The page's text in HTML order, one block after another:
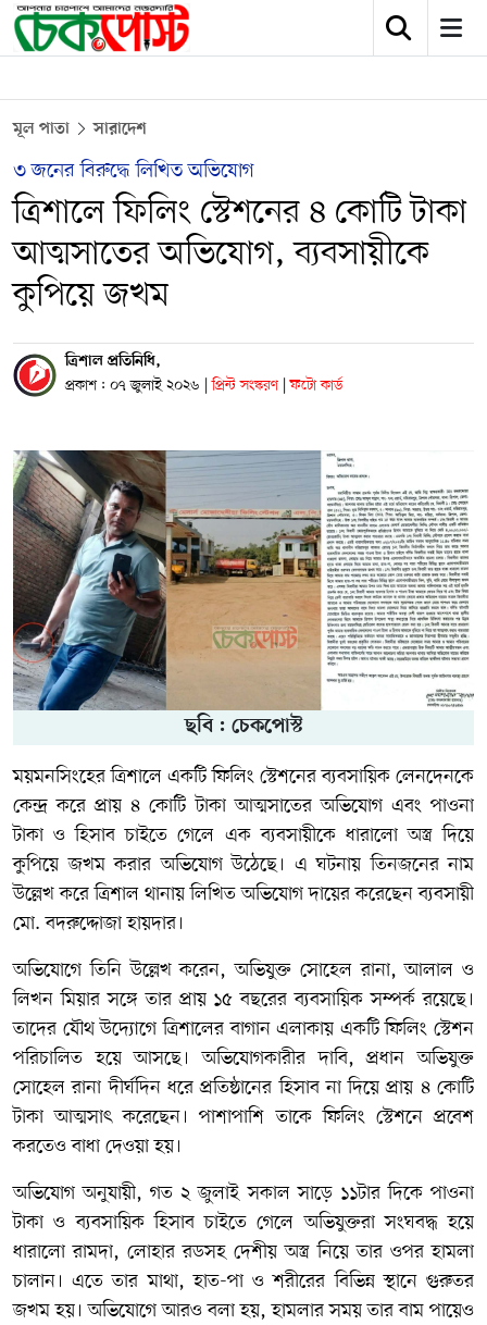
মূল পাতা সারাদেশ
৩ জনের বিরুদ্ধে লিখিত অভিযোগ
ত্রিশালে ফিলিং স্টেশনের ৪ কোটি টাকা
আত্মসাতের অভিযোগ, ব্যবসায়ীকে
কুপিয়ে জখম
ত্রিশাল প্রতিনিধি,
প্রকাশ : ০৭ জুলাই ২০২৬ | প্রিন্ট সংস্করণ | ফটো কার্ড
ছবি : চেকপোস্ট
ময়মনসিংহের ত্রিশালে একটি ফিলিং স্টেশনের ব্যবসায়িক লেনদেনকে
কেন্দ্র করে প্রায় ৪ কোটি টাকা আত্মসাতের অভিযোগ এবং পাওনা
টাকা ও হিসাব চাইতে গেলে এক ব্যবসায়ীকে ধারালো অস্ত্র দিয়ে
কুপিয়ে জখম করার অভিযোগ উঠেছে। এ ঘটনায় তিনজনের নাম
উল্লেখ করে ত্রিশাল থানায় লিখিত অভিযোগ দায়ের করেছেন ব্যবসায়ী
মো. বদরুদ্দোজা হায়দার।
অভিযোগে তিনি উল্লেখ করেন, অভিযুক্ত সোহেল রানা, আলাল ও
লিখন মিয়ার সঙ্গে তার প্রায় ১৫ বছরের ব্যবসায়িক সম্পর্ক রয়েছে।
তাদের যৌথ উদ্যোগে ত্রিশালের বাগান এলাকায় একটি ফিলিং স্টেশন
পরিচালিত হয়ে আসছে। অভিযোগকারীর দাবি, প্রধান অভিযুক্ত
সোহেল রানা দীর্ঘদিন ধরে প্রতিষ্ঠানের হিসাব না দিয়ে প্রায় ৪ কোটি
টাকা আত্মসাৎ করেছেন। পাশাপাশি তাকে ফিলিং স্টেশনে প্রবেশ
করতেও বাধা দেওয়া হয়।
অভিযোগ অনুযায়ী, গত ২ জুলাই সকাল সাড়ে ১১টার দিকে পাওনা
টাকা ও ব্যবসায়িক হিসাব চাইতে গেলে অভিযুক্তরা সংঘবদ্ধ হয়ে
ধারালো রামদা, লোহার রডসহ দেশীয় অস্ত্র নিয়ে তার ওপর হামলা
চালান। এতে তার মাথা, হাত-পা ও শরীরের বিভিন্ন স্থানে গুরুতর
জখম হয়। অভিযোগে আরও বলা হয়, হামলার সময় তার বাম পায়েও